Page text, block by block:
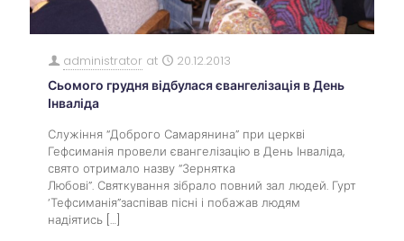
administrator at 20.12.2013
Сьомого грудня відбулася євангелізація в День
Інваліда
Служіння “Доброго Самарянина” при церкві
Гефсиманія провели євангелізацію в День Інваліда,
свято отримало назву “Зернятка
Любові”. Святкування зібрало повний зал людей. Гурт
‘Тефсиманія”заспівав пісні і побажав людям
надіятись […]